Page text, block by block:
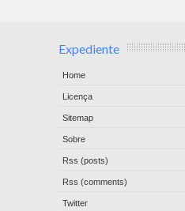
Expediente
Home
Licença
Sitemap
Sobre
Rss (posts)
Rss (comments)
Twitter